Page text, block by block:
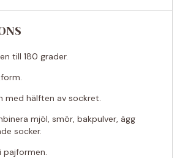
till 180 grader.
med hälften av sockret.
mjöl, smör, bakpulver, ägg
socker.
pajformen.